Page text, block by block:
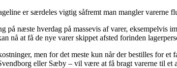
er særdeles vigtig såfremt man mangler varerne
på næste hverdag på massevis af varer,
nå at få de nye varer skippet afsted forinden
men for det meste kun når der bestilles for
eller Sæby – vil være at få bragt varerne til et